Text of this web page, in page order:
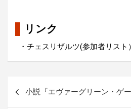
リンク
・チェスリザルツ(参加者リスト）
小説『エヴァーグリーン・ゲ